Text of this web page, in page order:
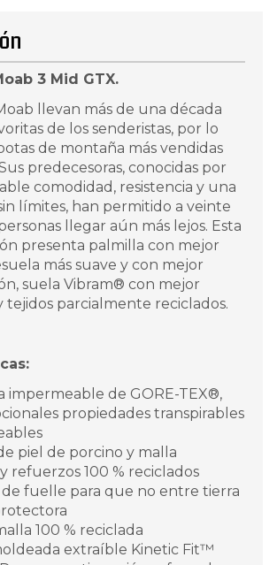
3 Mid GTX.
llevan más de una década
de los senderistas, por lo
de montaña más vendidas
predecesoras, conocidas por
comodidad, resistencia y una
límites, han permitido a veinte
llegar aún más lejos. Esta
presenta palmilla con mejor
más suave y con mejor
suela Vibram® con mejor
tejidos parcialmente reciclados.
impermeable de GORE-TEX®,
propiedades transpirables
piel de porcino y malla
refuerzos 100 % reciclados
fuelle para que no entre tierra
100 % reciclada
extraíble Kinetic Fit™